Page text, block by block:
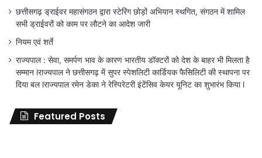
छत्तीसगढ़ ड्राईवर महासंगठन द्वारा स्टेरिंग छोड़ों अभियान स्थगित, संगठन में शामिल
सभी ड्राईवरों को काम पर लौटने का आदेश जारी
नियम एवं शर्ते
राज्यपाल : सेवा, समर्पण भाव के कारण भारतीय डॉक्टरों को देश के बाहर भी मिलता है
सम्मान lराज्यपाल ने छत्तीसगढ़ में सुपर स्पेशलिटी कार्डियक फैसिलिटी की स्थापना पर
दिया बल lराज्यपाल रमेन डेका ने रेस्पिरेटरी इंटेंसिव केयर यूनिट का शुभारंभ किया l
Featured Posts